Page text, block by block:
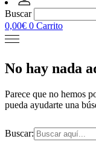
Buscar
0,00€ 0 Carrito
No hay nada
Parece que no hemos
pueda ayudarte una
Buscar: